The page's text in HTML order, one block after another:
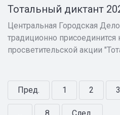
Тотальный диктант
Центральная Городская
традиционно присоединится
просветительской акции
Пред. 1 2 3